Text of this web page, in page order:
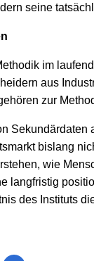
seine
im
aus
zur
bislang
wie
langfristig
des Instituts